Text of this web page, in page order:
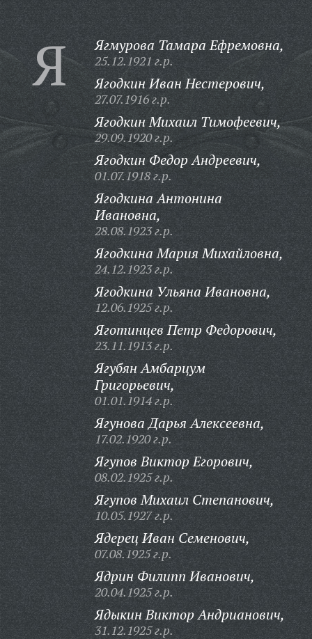
Я Ягмурова Тамара Ефремовна,
25.12.1921 г.р.
Ягодкин Иван Нестерович,
27.07.1916 г.р.
Ягодкин Михаил Тимофеевич,
29.09.1920 г.р.
Ягодкин Федор Андреевич,
01.07.1918 г.р.
Ягодкина Антонина
Ивановна,
28.08.1923 г.р.
Ягодкина Мария Михайловна,
24.12.1923 г.р.
Ягодкина Ульяна Ивановна,
12.06.1925 г.р.
Яготинцев Петр Федорович,
23.11.1913 г.р.
Ягубян Амбарцум
Григорьевич,
01.01.1914 г.р.
Ягунова Дарья Алексеевна,
17.02.1920 г.р.
Ягупов Виктор Егорович,
08.02.1925 г.р.
Ягупов Михаил Степанович,
10.05.1927 г.р.
Ядерец Иван Семенович,
07.08.1925 г.р.
Ядрин Филипп Иванович,
20.04.1925 г.р.
Ядыкин Виктор Андрианович,
31.12.1925 г.р.